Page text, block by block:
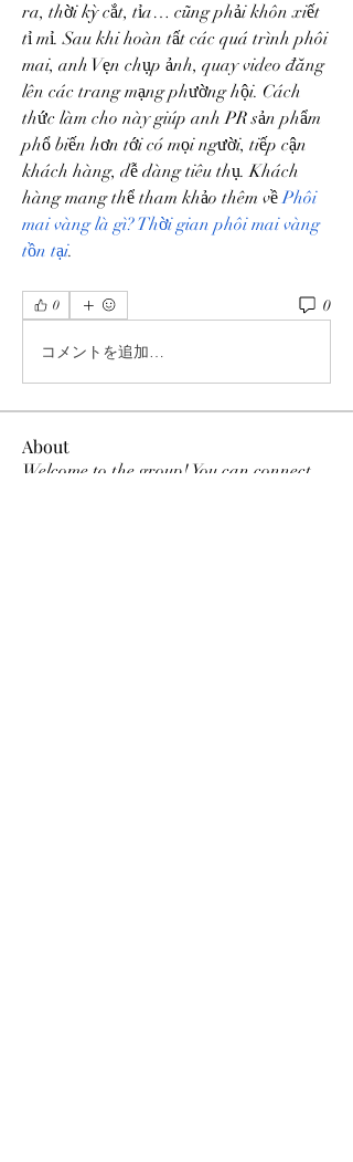
ra, thời kỳ cắt, tỉa… cũng phải khôn xiết
tỉ mỉ. Sau khi hoàn tất các quá trình phôi
mai, anh Vẹn chụp ảnh, quay video đăng
lên các trang mạng phường hội. Cách
thức làm cho này giúp anh PR sản phẩm
phổ biến hơn tới có mọi người, tiếp cận
khách hàng, dễ dàng tiêu thụ. Khách
hàng mang thể tham khảo thêm về Phôi
mai vàng là gì? Thời gian phôi mai vàng
tồn tại.
0 0
コメントを追加…
About
Welcome to the group! You can connect